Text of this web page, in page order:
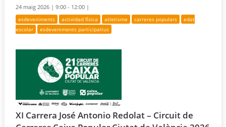
24 maig 2026 |9:00 - 12:00 |
esdeveniments actividad física atletisme carreres populars
edat
escolar
esdeveniments participatius
XI Carrera José Antonio Redolat – Circuit de